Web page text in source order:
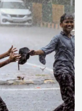
রক্তদান করানো
নথিতে
হিসেবে দেখানো
প্রাক্তন ছাত্রের
সে দুর্গাপুরের
তবে এই
রয়েছে কি না,
হতেই স্কুল